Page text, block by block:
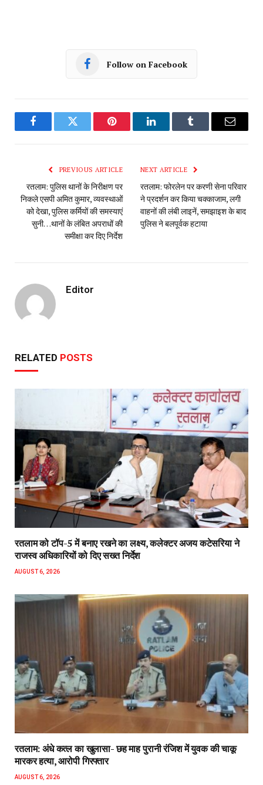
Follow on Facebook
FacebookTwitter Pinterest LinkedInTumblr Email
PREVIOUS ARTICLE
रतलाम: पुलिस थानों के निरीक्षण पर
निकले एसपी अमित कुमार, व्यवस्थाओं
को देखा, पुलिस कर्मियों की समस्याएं
सुनी…थानों के लंबित अपराधों की
समीक्षा कर दिए निर्देश
NEXT ARTICLE
रतलाम: फोरलेन पर करणी सेना परिवार
ने‌ प्रदर्शन कर किया चक्काजाम, लगी
वाहनों की लंबी लाइनें, समझाइश के बाद
पुलिस ने बलपूर्वक हटाया
Editor
RELATED POSTS
रतलाम को टॉप-5 में बनाए रखने का लक्ष्य, कलेक्टर अजय कटेसरिया ने
राजस्व अधिकारियों को दिए सख्त निर्देश
AUGUST 6, 2026
रतलाम: अंधे कत्ल का खुलासा- छह माह पुरानी रंजिश में युवक की चाकू
मारकर हत्या, आरोपी गिरफ्तार
AUGUST 6, 2026